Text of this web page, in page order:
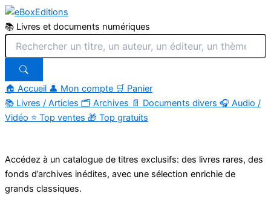
📚 Livres et documents numériques
🏠 Accueil 👤 Mon compte 🛒 Panier
📚 Livres / Articles 🗂 Archives 📄 Documents divers 🎧 Audio /
Vidéo ⭐ Top ventes 🎁 Top gratuits
contenu
Accédez à un catalogue de titres exclusifs: des livres rares, des
fonds d’archives inédites, avec une sélection enrichie de
grands classiques.